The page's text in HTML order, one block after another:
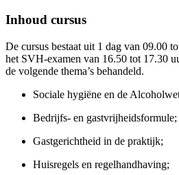
Inhoud cursus
De cursus bestaat uit 1 dag van 09.00
het SVH-examen van 16.50 tot 17.30
de volgende thema’s behandeld.
Sociale hygiëne en de
Bedrijfs- en gastvrijheidsformule;
Gastgerichtheid in de praktijk;
Huisregels en regelhandhaving;